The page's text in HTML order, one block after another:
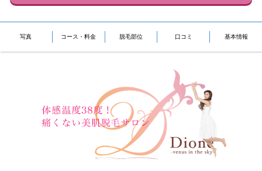
写真 コース・料金 脱毛部位 口コミ 基本情報